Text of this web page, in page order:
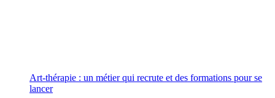
Art-thérapie : un métier qui recrute et des formations pour se
lancer